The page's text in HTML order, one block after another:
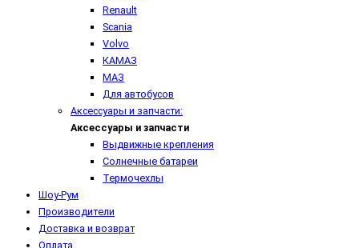
Renault
Scania
Volvo
КАМАЗ
МАЗ
Для автобусов
Аксессуары и запчасти:
Аксессуары и запчасти
Выдвижные крепления
Солнечные батареи
Термочехлы
Шоу-Рум
Производители
Доставка и возврат
Оплата